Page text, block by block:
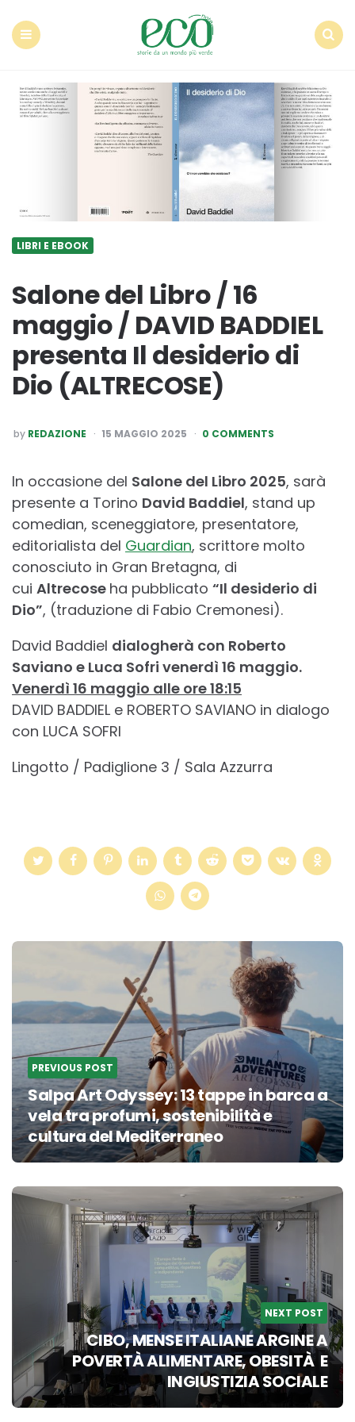
LIBRI E EBOOK
Salone del Libro / 16
maggio / DAVID BADDIEL
presenta Il desiderio di
Dio (ALTRECOSE)
POSTED
BY
by REDAZIONE 15 MAGGIO 2025 0 COMMENTS
In occasione del Salone del Libro 2025, sarà
presente a Torino David Baddiel, stand up
comedian, sceneggiatore, presentatore,
editorialista del Guardian, scrittore molto
conosciuto in Gran Bretagna, di
cui Altrecose ha pubblicato “Il desiderio di
Dio”, (traduzione di Fabio Cremonesi).
David Baddiel dialogherà con Roberto
Saviano e Luca Sofri venerdì 16 maggio.
Venerdì 16 maggio alle ore 18:15
DAVID BADDIEL e ROBERTO SAVIANO in dialogo
con LUCA SOFRI
Lingotto / Padiglione 3 / Sala Azzurra
Post
navigation
PREVIOUS POST
Salpa Art Odyssey: 13 tappe in barca a
vela tra profumi, sostenibilità e
cultura del Mediterraneo
NEXT POST
CIBO, MENSE ITALIANE ARGINE A
POVERTÀ ALIMENTARE, OBESITÀ E
INGIUSTIZIA SOCIALE